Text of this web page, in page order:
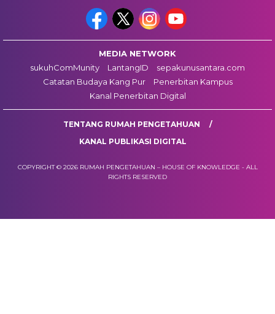
MEDIA NETWORK
sukuhComMunity
LantangID
sepakunusantara.com
Catatan Budaya Kang Pur
Penerbitan Kampus
Kanal Penerbitan Digital
TENTANG RUMAH PENGETAHUAN
KANAL PUBLIKASI DIGITAL
COPYRIGHT © 2026 RUMAH PENGETAHUAN – HOUSE OF KNOWLEDGE - ALL
RIGHTS RESERVED